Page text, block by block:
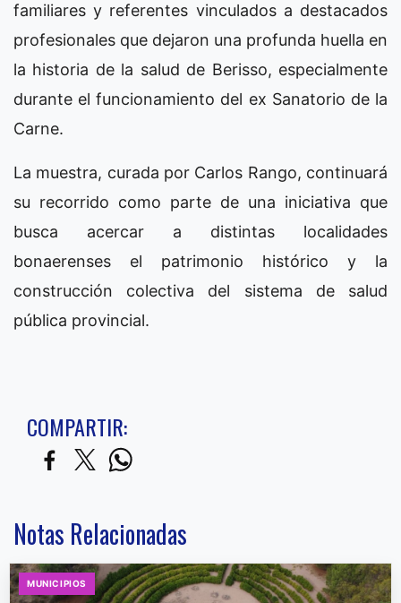
familiares y referentes vinculados a destacados
profesionales que dejaron una profunda huella en
la historia de la salud de Berisso, especialmente
durante el funcionamiento del ex Sanatorio de la
Carne.
La muestra, curada por Carlos Rango, continuará
su recorrido como parte de una iniciativa que
busca acercar a distintas localidades
bonaerenses el patrimonio histórico y la
construcción colectiva del sistema de salud
pública provincial.
COMPARTIR:
Notas Relacionadas
MUNICIPIOS